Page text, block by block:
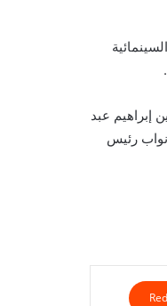
إبراهيم عبد
رئيس